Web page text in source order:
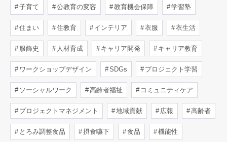
子育て 公教育の変容 教育機会保障 学習塾
住まい 住教育 インテリア 衣服 衣生活
服飾史 人材育成 キャリア開発 キャリア教育
ワークショップデザイン SDGs プロジェクト学習
ソーシャルワーク 高齢者福祉 コミュニティケア
プロジェクトマネジメント 地域貢献 広報 高齢者
とろみ調整食品 摂食嚥下 食品 機能性